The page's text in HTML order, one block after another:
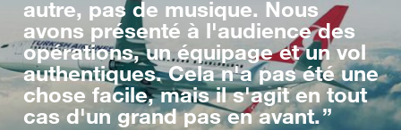
autre, pas de musique. Nous
avons présenté à l'audience des
opérations, un équipage et un vol
authentiques. Cela n'a pas été une
chose facile, mais il s'agit en tout
cas d'un grand pas en avant.